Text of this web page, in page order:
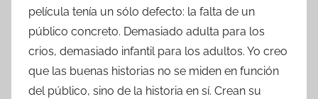
película tenía un sólo defecto: la falta de un
público concreto. Demasiado adulta para los
crios, demasiado infantil para los adultos. Yo creo
que las buenas historias no se miden en función
del público, sino de la historia en sí. Crean su